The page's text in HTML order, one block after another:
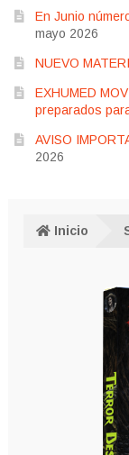
En Junio
mayo 2026
NUEVO
EXHUMED
preparados
AVISO
2026
Inicio